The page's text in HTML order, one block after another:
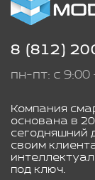
8 (812)
пн-пт: с 9:00
Компания
основана в
сегодняшний
своим
под ключ.